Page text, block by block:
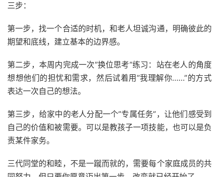
三步：
第一步，找一个合适的时机，和老人坦诚沟通，明确彼此的
期望和底线，建立基本的边界感。
第二步，本周内完成一次”换位思考”练习：站在老人的角度
想想他们的担忧和需求，然后试着用”我理解你……”的方式
表达一次自己的想法。
第三步，给家中的老人分配一个”专属任务”，让他们感受到
自己的价值和被需要。可以是教孩子一项技能，也可以是负
责某件家务。
三代同堂的和睦，不是一蹴而就的，需要每个家庭成员的共